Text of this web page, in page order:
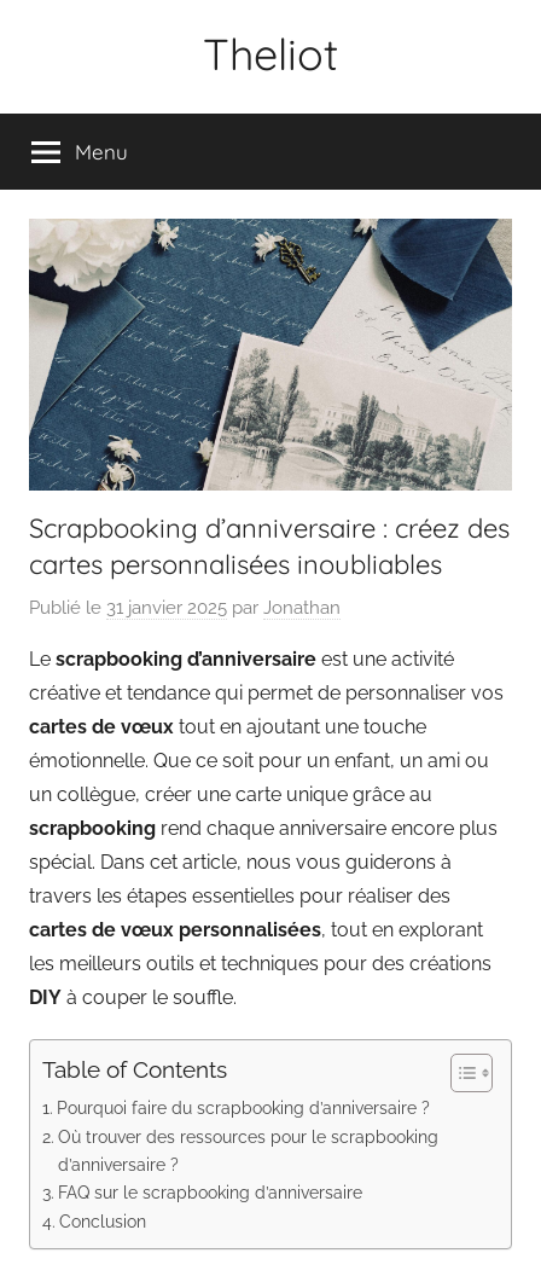
Theliot
Menu
Scrapbooking d’anniversaire : créez des
cartes personnalisées inoubliables
Publié le 31 janvier 2025 par Jonathan
Le scrapbooking d’anniversaire est une activité
créative et tendance qui permet de personnaliser vos
cartes de vœux tout en ajoutant une touche
émotionnelle. Que ce soit pour un enfant, un ami ou
un collègue, créer une carte unique grâce au
scrapbooking rend chaque anniversaire encore plus
spécial. Dans cet article, nous vous guiderons à
travers les étapes essentielles pour réaliser des
cartes de vœux personnalisées, tout en explorant
les meilleurs outils et techniques pour des créations
DIY à couper le souffle.
Table of Contents
Pourquoi faire du scrapbooking d’anniversaire ?
Où trouver des ressources pour le scrapbooking
d’anniversaire ?
FAQ sur le scrapbooking d’anniversaire
Conclusion